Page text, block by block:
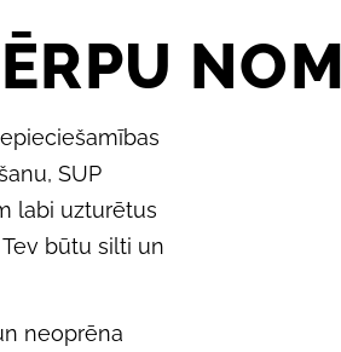
SUP
labi uzturētus
būtu silti un
neoprēna